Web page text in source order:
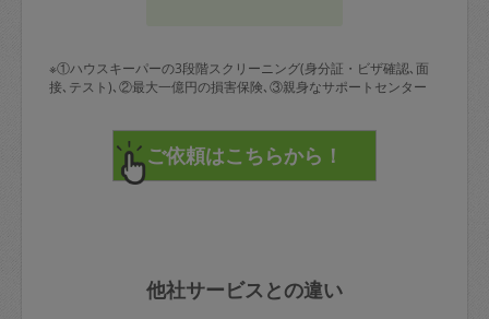
※①ハウスキーパーの3段階スクリーニング(身分証・ビザ確認､面
接､テスト)､②最大一億円の損害保険､③親身なサポートセンター
他社サービスとの違い